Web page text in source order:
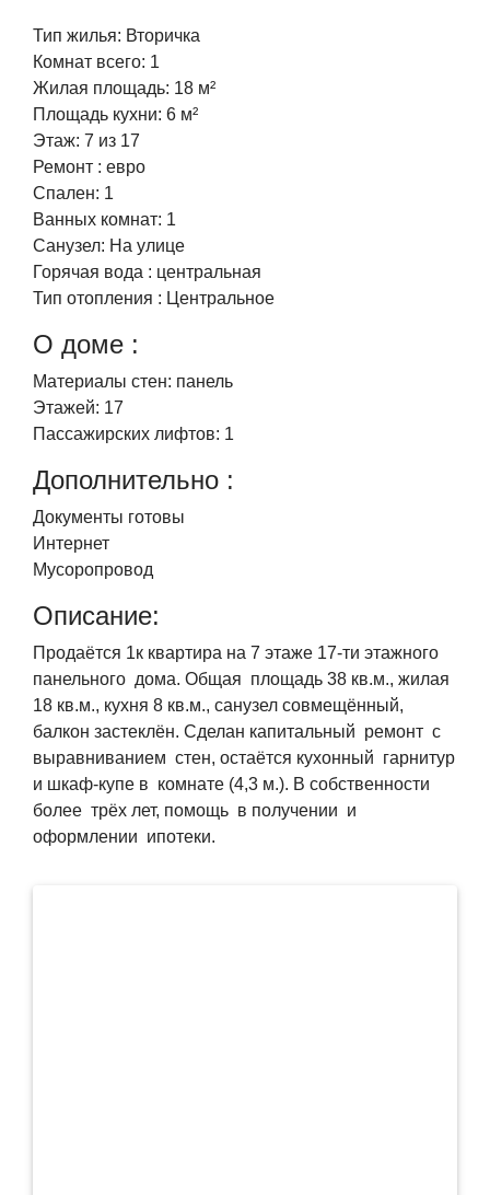
Тип жилья: Вторичка
Комнат всего: 1
Жилая площадь: 18 м²
Площадь кухни: 6 м²
Этаж: 7 из 17
Ремонт : евро
Спален: 1
Ванных комнат: 1
Cанузел: На улице
Горячая вода : центральная
Тип отопления : Центральное
О доме :
Материалы стен: панель
Этажей: 17
Пассажирских лифтов: 1
Дополнительно :
Документы готовы
Интернет
Мусоропровод
Описание:
Продаётся 1к квартира на 7 этаже 17-ти этажного
панельного дома. Общая площадь 38 кв.м., жилая
18 кв.м., кухня 8 кв.м., санузел совмещённый,
балкон застеклён. Сделан капитальный ремонт с
выравниванием стен, остаётся кухонный гарнитур
и шкаф-купе в комнате (4,3 м.). В собственности
более трёх лет, помощь в получении и
оформлении ипотеки.